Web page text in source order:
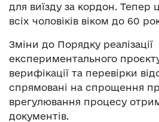
для виїзду за кордон. Тепер
всіх чоловіків віком до 60
Зміни до Порядку реалізації
експериментального
верифікації та перевірки
спрямовані на спрощення
врегулювання процесу
документів.